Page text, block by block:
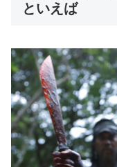
といえば